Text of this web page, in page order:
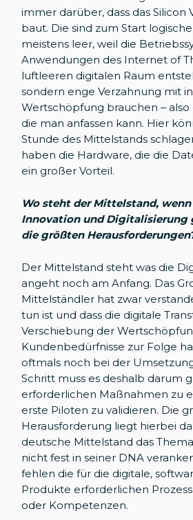
immer darüber, dass das Silicon
baut. Die sind zum Start
meistens leer, weil die
Anwendungen des Internet of
luftleeren digitalen Raum
sondern enge Verzahnung mit
Wertschöpfung brauchen –
die man anfassen kann. Hier
Stunde des Mittelstands
haben die Hardware, die die
ein großer Vorteil.
Wo steht der Mittelstand, wenn
Innovation und Digitalisierung
die größten
Der Mittelstand steht was die
angeht noch am Anfang. Das
Mittelständler hat zwar
tun ist und dass die digitale
Verschiebung der
Kundenbedürfnisse zur Folge
oftmals noch bei der
Schritt muss es deshalb darum
erforderlichen Maßnahmen zu
erste Piloten zu validieren. Die
Herausforderung liegt hierbei
deutsche Mittelstand das Thema
nicht fest in seiner DNA
fehlen die für die digitale,
Produkte erforderlichen
oder Kompetenzen.